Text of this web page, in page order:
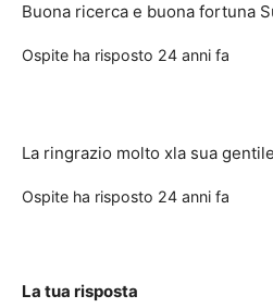
Buona ricerca e buona fortuna
Ospite ha risposto 24 anni fa
La ringrazio molto xla sua
Ospite ha risposto 24 anni fa
La tua risposta